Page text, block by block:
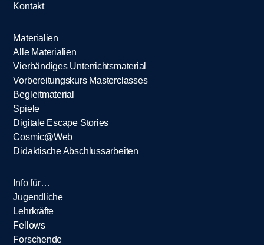
Kontakt
Materialien
Alle Materialien
Vierbändiges Unterrichtsmaterial
Vorbereitungskurs Masterclasses
Begleitmaterial
Spiele
Digitale Escape Stories
Cosmic@Web
Didaktische Abschlussarbeiten
Info für…
Jugendliche
Lehrkräfte
Fellows
Forschende